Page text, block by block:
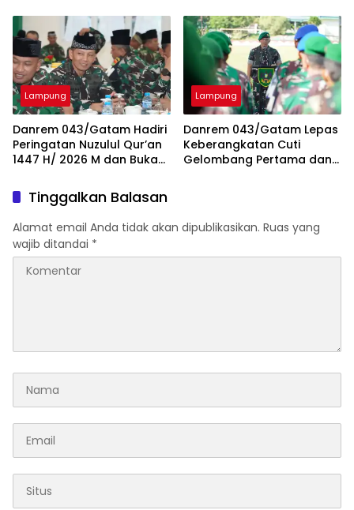
Lampung Utara
Korem 043/Gatam dan
Masyarakat
Lampung
Danrem 043/Gatam Hadiri
Peringatan Nuzulul Qur’an
1447 H/ 2026 M dan Buka
XXI/ RI
Lampung
Danrem 043/Gatam Lepas
Keberangkatan Cuti
Gelombang Pertama dan
Tinggalkan Balasan
Alamat email Anda tidak akan dipublikasikan. Ruas yang
wajib ditandai *